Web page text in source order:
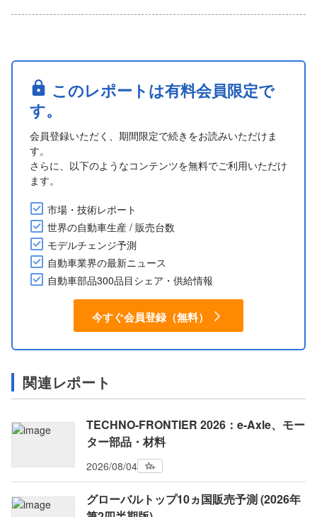
このレポートは有料会員限定で
す。
会員登録いただく、期間限定で続きをお読みいただけま
す。
さらに、以下のようなコンテンツを無料でご利用いただけ
ます。
市場・技術レポート
世界の自動車生産 / 販売台数
モデルチェンジ予測
自動車業界の最新ニュース
自動車部品300品目シェア・供給情報
今すぐ会員登録（無料）
関連レポート
TECHNO-FRONTIER 2026：e-Axle、モー
ター部品・材料
2026/08/04
グローバルトップ10ヵ国販売予測 (2026年